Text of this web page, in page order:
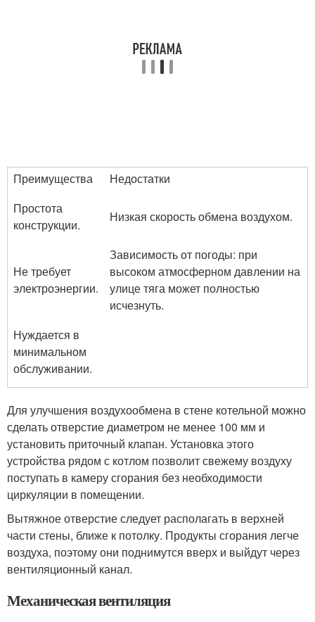
Преимущества
Недостатки
Простота
конструкции.
Низкая скорость обмена воздухом.
Не требует
электроэнергии.
Зависимость от погоды: при
высоком атмосферном давлении на
улице тяга может полностью
исчезнуть.
Нуждается в
минимальном
обслуживании.
Для улучшения воздухообмена в стене котельной можно
сделать отверстие диаметром не менее 100 мм и
установить приточный клапан. Установка этого
устройства рядом с котлом позволит свежему воздуху
поступать в камеру сгорания без необходимости
циркуляции в помещении.
Вытяжное отверстие следует располагать в верхней
части стены, ближе к потолку. Продукты сгорания легче
воздуха, поэтому они поднимутся вверх и выйдут через
вентиляционный канал.
Механическая вентиляция